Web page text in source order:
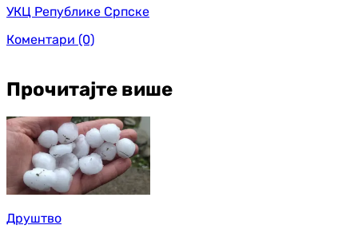
УКЦ Републике Српске
Коментари (0)
Прочитајте више
Друштво